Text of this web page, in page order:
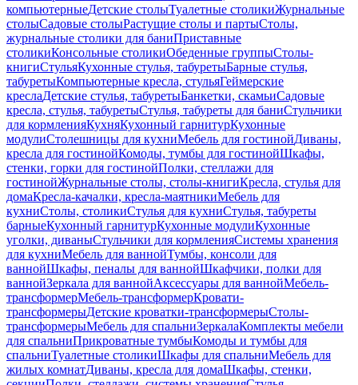
компьютерныеДетские столыТуалетные столикиЖурнальные
столыСадовые столыРастущие столы и партыСтолы,
журнальные столики для баниПриставные
столикиКонсольные столикиОбеденные группыСтолы-
книгиСтульяКухонные стулья, табуретыБарные стулья,
табуретыКомпьютерные кресла, стульяГеймерские
креслаДетские стулья, табуретыБанкетки, скамьиСадовые
кресла, стулья, табуретыСтулья, табуреты для баниСтульчики
для кормленияКухняКухонный гарнитурКухонные
модулиСтолешницы для кухниМебель для гостинойДиваны,
кресла для гостинойКомоды, тумбы для гостинойШкафы,
стенки, горки для гостинойПолки, стеллажи для
гостинойЖурнальные столы, столы-книгиКресла, стулья для
домаКресла-качалки, кресла-маятникиМебель для
кухниСтолы, столикиСтулья для кухниСтулья, табуреты
барныеКухонный гарнитурКухонные модулиКухонные
уголки, диваныСтульчики для кормленияСистемы хранения
для кухниМебель для ваннойТумбы, консоли для
ваннойШкафы, пеналы для ваннойШкафчики, полки для
ваннойЗеркала для ваннойАксессуары для ваннойМебель-
трансформерМебель-трансформерКровати-
трансформерыДетские кроватки-трансформерыСтолы-
трансформерыМебель для спальниЗеркалаКомплекты мебели
для спальниПрикроватные тумбыКомоды и тумбы для
спальниТуалетные столикиШкафы для спальниМебель для
жилых комнатДиваны, кресла для домаШкафы, стенки,